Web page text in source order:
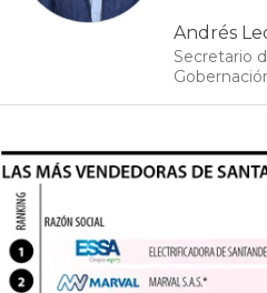
Andrés
Secretario